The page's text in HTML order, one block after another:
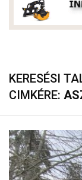
KERESÉSI
CIMKÉRE: